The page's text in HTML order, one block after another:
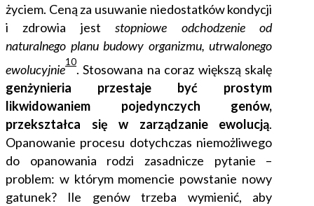
życiem. Ceną za usuwanie niedostatków kondycji
i zdrowia jest stopniowe odchodzenie od
naturalnego planu budowy organizmu, utrwalonego
ewolucyjnie
10
. Stosowana na coraz większą skalę
genżynieria przestaje być prostym
likwidowaniem pojedynczych genów,
przekształca się w zarządzanie ewolucją.
Opanowanie procesu dotychczas niemożliwego
do opanowania rodzi zasadnicze pytanie –
problem: w którym momencie powstanie nowy
gatunek? Ile genów trzeba wymienić, aby